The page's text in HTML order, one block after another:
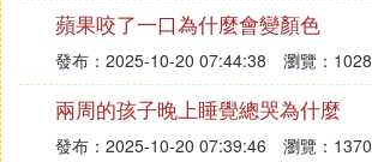
蘋果咬了一口為什麼會變顏色
發布：2025-10-20 07:44:38 瀏覽：1028
兩周的孩子晚上睡覺總哭為什麼
發布：2025-10-20 07:39:46 瀏覽：1370